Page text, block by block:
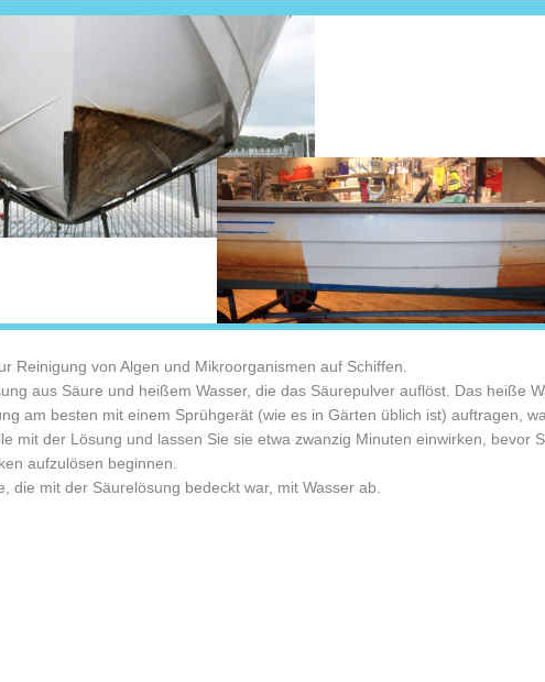
Reinigung von Algen und Mikroorganismen auf Schiffen.
aus Säure und heißem Wasser, die das Säurepulver auflöst. Das heiße
am besten mit einem Sprühgerät (wie es in Gärten üblich ist) auftragen,
mit der Lösung und lassen Sie sie etwa zwanzig Minuten einwirken, bevor
aufzulösen beginnen.
die mit der Säurelösung bedeckt war, mit Wasser ab.